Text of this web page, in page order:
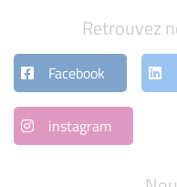
Retrouvez
Facebook
instagram